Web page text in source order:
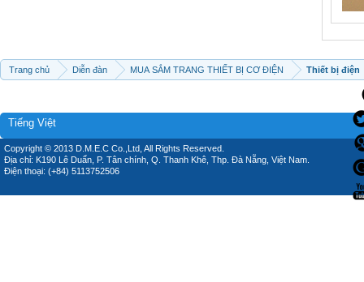
Trang chủ Diễn đàn MUA SẮM TRANG THIẾT BỊ CƠ ĐIỆN Thiết bị điện
Tiếng Việt
Copyright © 2013 D.M.E.C Co.,Ltd, All Rights Reserved.
Địa chỉ: K190 Lê Duẩn, P. Tân chính, Q. Thanh Khê, Thp. Đà Nẵng, Việt Nam.
Điện thoại: (+84) 5113752506